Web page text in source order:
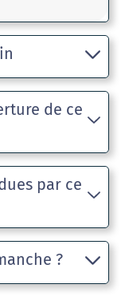
de ce
par ce
?